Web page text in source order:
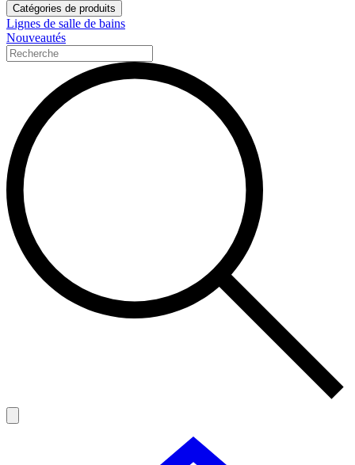
Catégories de produits
Lignes de salle de bains
Nouveautés